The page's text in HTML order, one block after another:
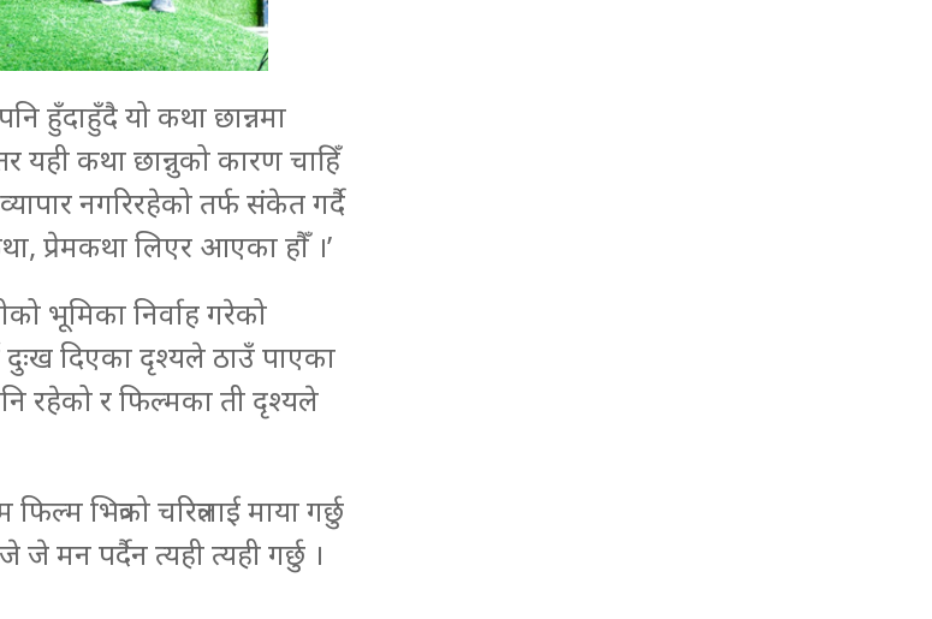
हुँदाहुँदै यो कथा छान्नमा
यही कथा छान्नुको कारण चाहिँ
नगरिरहेको तर्फ संकेत गर्दै
प्रेमकथा लिएर आएका हौँ ।’
भूमिका निर्वाह गरेको
दुःख दिएका दृश्यले ठाउँ पाएका
रहेको र फिल्मका ती दृश्यले
भित्रको चरित्रलाई माया गर्छु
मन पर्दैन त्यही त्यही गर्छु ।